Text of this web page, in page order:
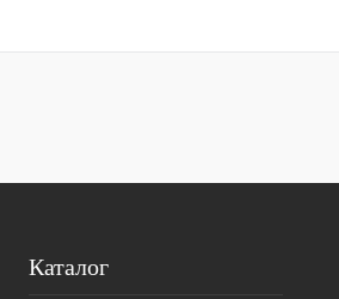
Купить в 1 клик Сравнение
Каталог